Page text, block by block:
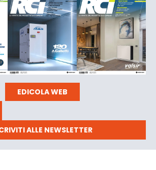
EDICOLA WEB
ALLE NEWSLETTER